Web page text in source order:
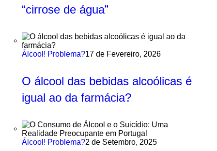
“cirrose de água”
Álcool! Problema?17 de Fevereiro, 2026
O álcool das bebidas alcoólicas é
igual ao da farmácia?
Álcool! Problema?2 de Setembro, 2025